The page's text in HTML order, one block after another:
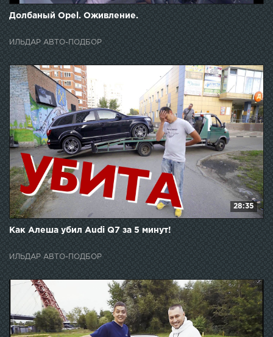
Долбаный Opel. Оживление.
ИЛЬДАР АВТО-ПОДБОР
28:35
Как Алеша убил Audi Q7 за 5 минут!
ИЛЬДАР АВТО-ПОДБОР